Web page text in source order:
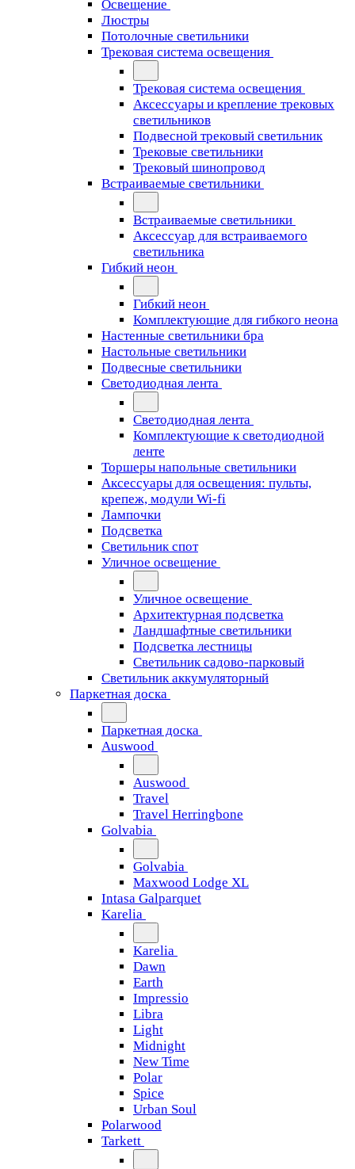
Освещение
Люстры
Потолочные светильники
Трековая система освещения
Трековая система освещения
Аксессуары и крепление трековых
светильников
Подвесной трековый светильник
Трековые светильники
Трековый шинопровод
Встраиваемые светильники
Встраиваемые светильники
Аксессуар для встраиваемого
светильника
Гибкий неон
Гибкий неон
Комплектующие для гибкого неона
Настенные светильники бра
Настольные светильники
Подвесные светильники
Светодиодная лента
Светодиодная лента
Комплектующие к светодиодной
ленте
Торшеры напольные светильники
Аксессуары для освещения: пульты,
крепеж, модули Wi-fi
Лампочки
Подсветка
Светильник спот
Уличное освещение
Уличное освещение
Архитектурная подсветка
Ландшафтные светильники
Подсветка лестницы
Светильник садово-парковый
Светильник аккумуляторный
Паркетная доска
Паркетная доска
Auswood
Auswood
Travel
Travel Herringbone
Golvabia
Golvabia
Maxwood Lodge XL
Intasa Galparquet
Karelia
Karelia
Dawn
Earth
Impressio
Libra
Light
Midnight
New Time
Polar
Spice
Urban Soul
Polarwood
Tarkett